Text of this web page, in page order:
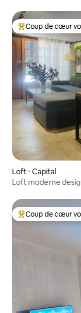
Coups de cœur
Coup de cœur
Loft ⋅ Capital
Loft moderne
Coups de cœur
Coup de cœur